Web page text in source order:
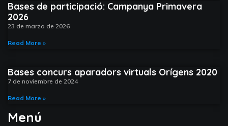
Bases de participació: Campanya Primavera
2026
23 de marzo de 2026
Read More »
Bases concurs aparadors virtuals Orígens 2020
7 de noviembre de 2024
Read More »
Menú